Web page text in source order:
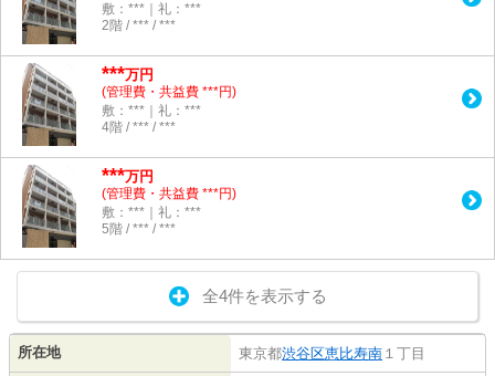
敷：***｜礼：***
2階 / *** / ***
***万円
(管理費・共益費 ***円)
敷：***｜礼：***
4階 / *** / ***
***万円
(管理費・共益費 ***円)
敷：***｜礼：***
5階 / *** / ***
全4件を表示する
所在地 東京都渋谷区恵比寿南 １丁目